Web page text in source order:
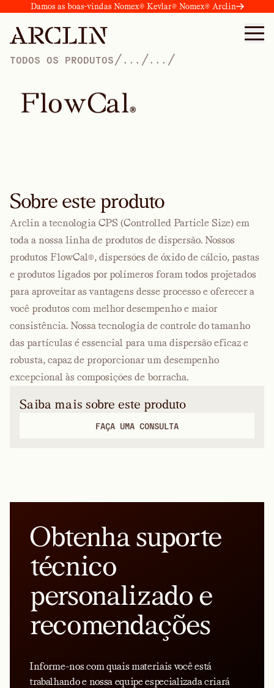
Damos as boas-vindas Nomex® Kevlar® Nomex® Arclin
TODOS OS PRODUTOS / ... /... /
FlowCal®
Sobre este produto
Arclin a tecnologia CPS (Controlled Particle Size) em
toda a nossa linha de produtos de dispersão. Nossos
produtos FlowCal®, dispersões de óxido de cálcio, pastas
e produtos ligados por polímeros foram todos projetados
para aproveitar as vantagens desse processo e oferecer a
você produtos com melhor desempenho e maior
consistência. Nossa tecnologia de controle do tamanho
das partículas é essencial para uma dispersão eficaz e
robusta, capaz de proporcionar um desempenho
excepcional às composições de borracha.
Saiba mais sobre este produto
FAÇA UMA CONSULTA
Obtenha suporte
técnico
personalizado e
recomendações
Informe-nos com quais materiais você está
trabalhando e nossa equipe especializada criará